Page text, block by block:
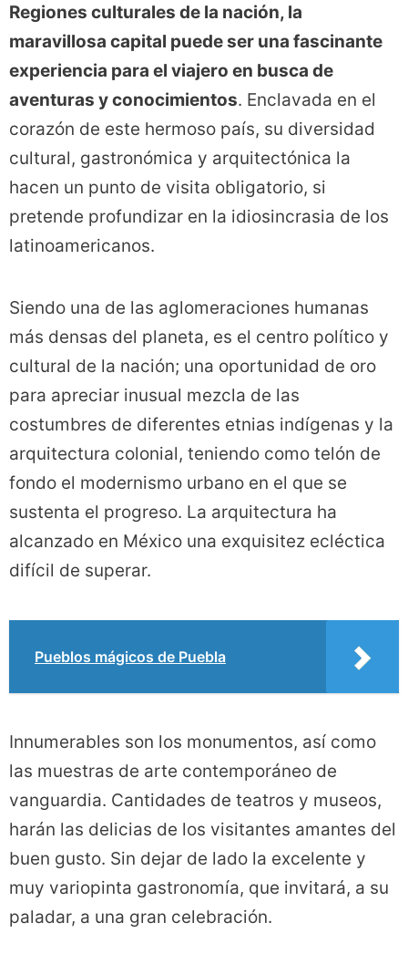
Regiones culturales de la nación, la
maravillosa capital puede ser una fascinante
experiencia para el viajero en busca de
aventuras y conocimientos. Enclavada en el
corazón de este hermoso país, su diversidad
cultural, gastronómica y arquitectónica la
hacen un punto de visita obligatorio, si
pretende profundizar en la idiosincrasia de los
latinoamericanos.
Siendo una de las aglomeraciones humanas
más densas del planeta, es el centro político y
cultural de la nación; una oportunidad de oro
para apreciar inusual mezcla de las
costumbres de diferentes etnias indígenas y la
arquitectura colonial, teniendo como telón de
fondo el modernismo urbano en el que se
sustenta el progreso. La arquitectura ha
alcanzado en México una exquisitez ecléctica
difícil de superar.
Pueblos mágicos de Puebla
Innumerables son los monumentos, así como
las muestras de arte contemporáneo de
vanguardia. Cantidades de teatros y museos,
harán las delicias de los visitantes amantes del
buen gusto. Sin dejar de lado la excelente y
muy variopinta gastronomía, que invitará, a su
paladar, a una gran celebración.